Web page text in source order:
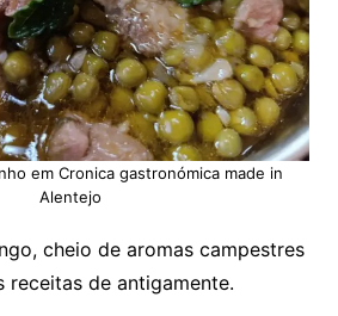
em Cronica gastronómica made in
Alentejo
cheio de aromas campestres
receitas de antigamente.